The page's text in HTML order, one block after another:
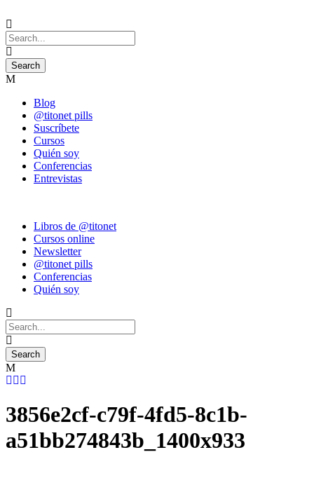
Blog
@titonet pills
Suscríbete
Cursos
Quién soy
Conferencias
Entrevistas
Libros de @titonet
Cursos online
Newsletter
@titonet pills
Conferencias
Quién soy
3856e2cf-c79f-4fd5-8c1b-
a51bb274843b_1400x933